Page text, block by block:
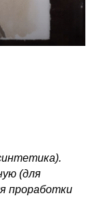
(для
проработки